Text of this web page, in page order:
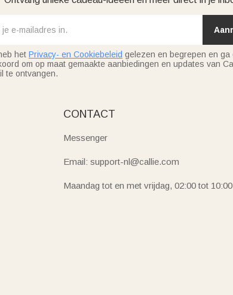
het Privacy- en Cookiebeleid gelezen en begrepen en ga
om op maat gemaakte aanbiedingen en updates van
te ontvangen.
CONTACT
Messenger
Email: support-nl@callie.com
Maandag tot en met vrijdag, 02:00 tot